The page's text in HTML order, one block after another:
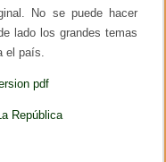
No se puede hacer
lado los grandes temas
el país.
pdf
República